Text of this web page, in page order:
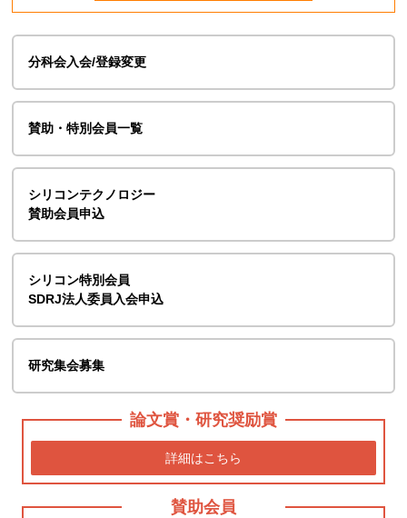
分科会入会/登録変更
賛助・特別会員一覧
シリコンテクノロジー
賛助会員申込
シリコン特別会員
SDRJ法人委員入会申込
研究集会募集
論文賞・研究奨励賞
詳細はこちら
賛助会員